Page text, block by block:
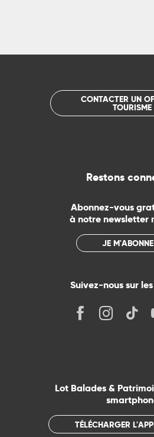
CONTACTER UN
TOURISME
Restons
Abonnez-vous
à notre newsletter
JE M'ABONNE
Suivez-nous sur les
Lot Balades &
TÉLÉCHARGER